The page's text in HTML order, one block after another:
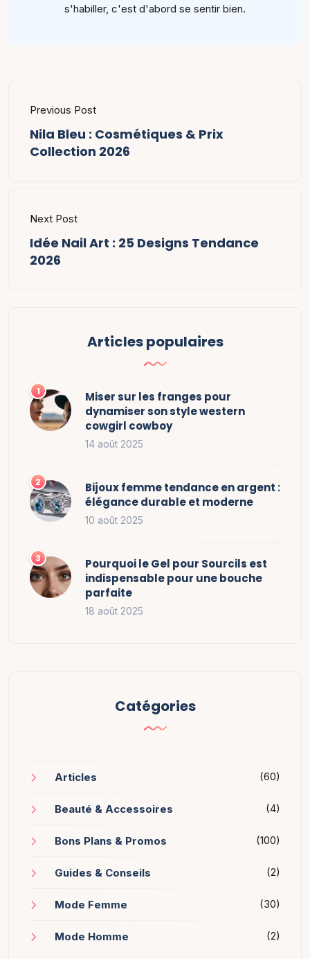
s'habiller, c'est d'abord se sentir bien.
Previous Post
Nila Bleu : Cosmétiques & Prix
Collection 2026
Next Post
Idée Nail Art : 25 Designs Tendance
2026
Articles populaires
Miser sur les franges pour
dynamiser son style western
cowgirl cowboy
14 août 2025
Bijoux femme tendance en argent :
élégance durable et moderne
10 août 2025
Pourquoi le Gel pour Sourcils est
indispensable pour une bouche
parfaite
18 août 2025
Catégories
Articles (60)
Beauté & Accessoires (4)
Bons Plans & Promos (100)
Guides & Conseils (2)
Mode Femme (30)
Mode Homme (2)